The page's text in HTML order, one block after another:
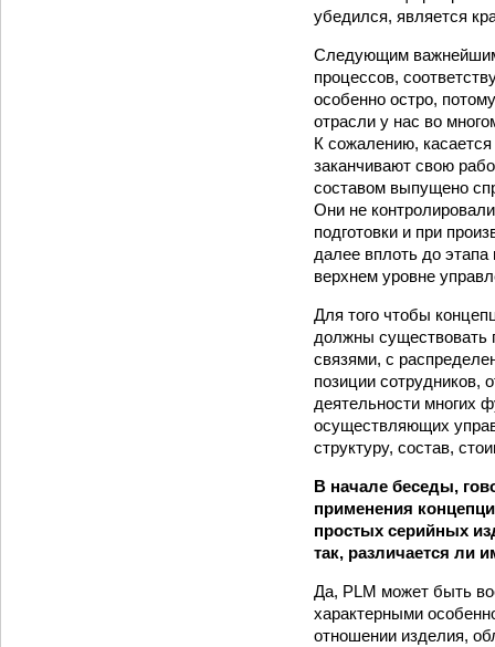
убедился, является
Следующим важнейшим
процессов,
особенно остро,
отрасли у нас во
К сожалению,
заканчивают свою
составом выпущено
Они не
подготовки и при
далее вплоть до
верхнем уровне
Для того чтобы
должны существовать
связями, с
позиции сотрудников,
деятельности многих
осуществляющих
структуру, состав,
В начале беседы,
применения
простых серийных
так, различается ли
Да, PLM может быть
характерными
отношении изделия,